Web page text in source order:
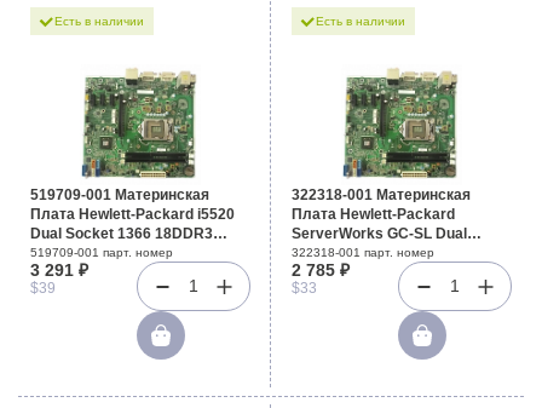
Есть в наличии
519709-001 Материнская
Плата Hewlett-Packard i5520
Dual Socket 1366 18DDR3
6SATAII PCI-E16x 2.0/Riser PCI-
E8x SVGA 2xGbLAN E-ATX
6400Mhz 1U For DL160G6
519709-001 парт. номер
3 291 ₽
$39 1
Есть в наличии
322318-001 Материнская
Плата Hewlett-Packard
ServerWorks GC-SL Dual
Socket 604 4DDR UW160SCSI
U100 4PCI-X PCI 2SCSI GbLAN
Video E-ATX 533Mhz For
322318-001 парт. номер
2 785 ₽
$33 1